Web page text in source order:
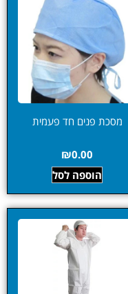
מסכת פנים חד פעמית
₪0.00
הוספה לסל